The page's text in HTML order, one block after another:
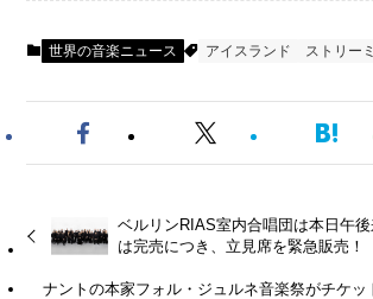
世界の音楽ニュース アイスランド ストリー
ベルリンRIAS室内合唱団は本日午後
は完売につき、立見席を緊急販売！
ナントの本家フォル・ジュルネ音楽祭がチケッ